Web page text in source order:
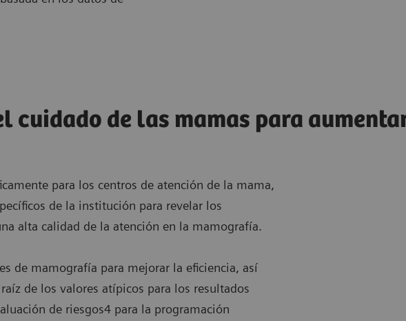
cuidado de las mamas para
para los centros de atención de la mama,
de la institución para revelar los
alta calidad de la atención en la mamografía.
de mamografía para mejorar la eficiencia, así
de los valores atípicos para los resultados
de riesgos4 para la programación